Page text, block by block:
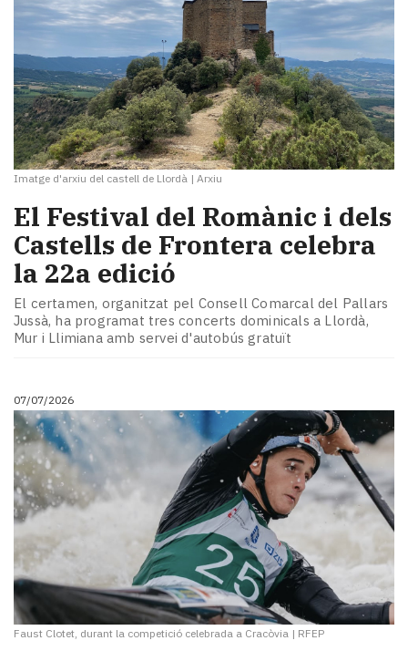
Imatge d'arxiu del castell de Llordà | Arxiu
El Festival del Romànic i dels
Castells de Frontera celebra
la 22a edició
El certamen, organitzat pel Consell Comarcal del Pallars
Jussà, ha programat tres concerts dominicals a Llordà,
Mur i Llimiana amb servei d'autobús gratuït
07/07/2026
Faust Clotet, durant la competició celebrada a Cracòvia | RFEP